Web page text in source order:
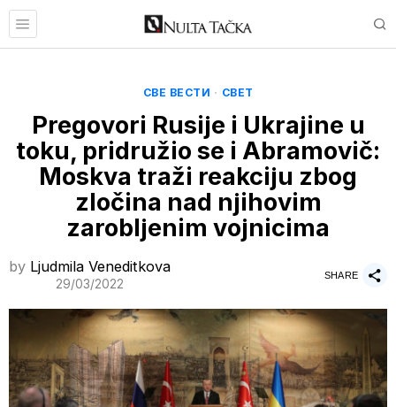
СВЕ ВЕСТИ · СВЕТ
Pregovori Rusije i Ukrajine u
toku, pridružio se i Abramovič:
Moskva traži reakciju zbog
zločina nad njihovim
zarobljenim vojnicima
by Ljudmila Veneditkova
29/03/2022
SHARE